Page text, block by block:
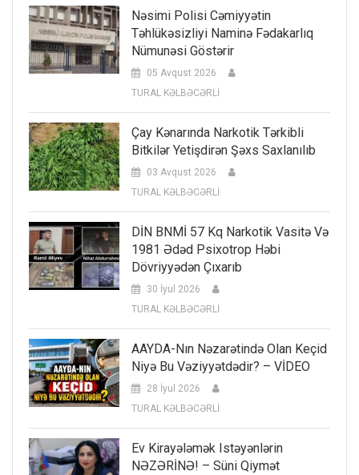
Nəsimi Polisi Cəmiyyətin
Təhlükəsizliyi Naminə Fədakarlıq
Nümunəsi Göstərir
05 Avqust 2026
TURAL KƏLBƏCƏRLİ
Çay Kənarında Narkotik Tərkibli
Bitkilər Yetişdirən Şəxs Saxlanılıb
03 Avqust 2026
TURAL KƏLBƏCƏRLİ
DİN BNMİ 57 Kq Narkotik Vasitə Və
1981 Ədəd Psixotrop Həbi
Dövriyyədən Çıxarıb
30 İyul 2026
TURAL KƏLBƏCƏRLİ
AAYDA-Nın Nəzarətində Olan Keçid
Niyə Bu Vəziyyətdədir? – VİDEO
28 İyul 2026
TURAL KƏLBƏCƏRLİ
Ev Kirayələmək Istəyənlərin
NƏZƏRİNƏ! – Süni Qiymət